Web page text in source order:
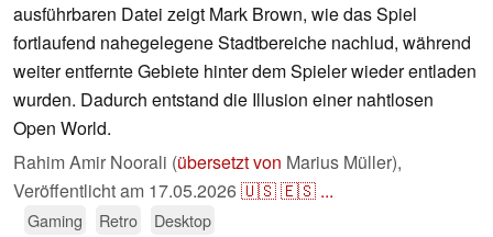
ausführbaren Datei zeigt Mark Brown, wie das Spiel
fortlaufend nahegelegene Stadtbereiche nachlud, während
weiter entfernte Gebiete hinter dem Spieler wieder entladen
wurden. Dadurch entstand die Illusion einer nahtlosen
Open World.
Rahim Amir Noorali (übersetzt von Marius Müller),
Veröffentlicht am 17.05.2026🇺🇸🇪🇸 ...
Gaming Retro Desktop